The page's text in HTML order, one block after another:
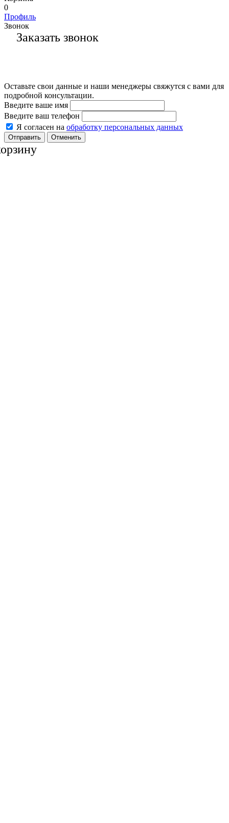
0
Профиль
Звонок
Заказать звонок
Оставьте свои данные и наши менеджеры свяжутся с вами для
подробной консультации.
Введите ваше имя
Введите ваш телефон
Я согласен на обработку персональных данных
Отменить